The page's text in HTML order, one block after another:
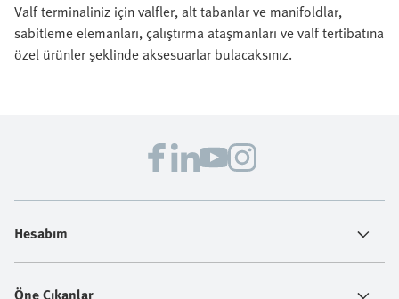
Valf terminaliniz için valfler, alt tabanlar ve manifoldlar,
sabitleme elemanları, çalıştırma ataşmanları ve valf tertibatına
özel ürünler şeklinde aksesuarlar bulacaksınız.
Hesabım
Öne Çıkanlar